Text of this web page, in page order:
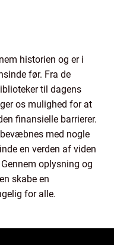
historien og er i
før. Fra de
til dagens
os mulighed for at
finansielle barrierer.
med nogle
en verden af viden
oplysning og
skabe en
for alle.